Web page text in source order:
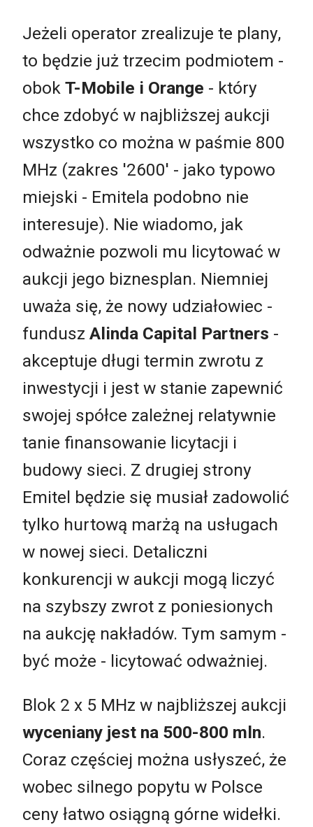
Jeżeli operator zrealizuje te plany,
to będzie już trzecim podmiotem -
obok T-Mobile i Orange - który
chce zdobyć w najbliższej aukcji
wszystko co można w paśmie 800
MHz (zakres '2600' - jako typowo
miejski - Emitela podobno nie
interesuje). Nie wiadomo, jak
odważnie pozwoli mu licytować w
aukcji jego biznesplan. Niemniej
uważa się, że nowy udziałowiec -
fundusz Alinda Capital Partners -
akceptuje długi termin zwrotu z
inwestycji i jest w stanie zapewnić
swojej spółce zależnej relatywnie
tanie finansowanie licytacji i
budowy sieci. Z drugiej strony
Emitel będzie się musiał zadowolić
tylko hurtową marżą na usługach
w nowej sieci. Detaliczni
konkurencji w aukcji mogą liczyć
na szybszy zwrot z poniesionych
na aukcję nakładów. Tym samym -
być może - licytować odważniej.
Blok 2 x 5 MHz w najbliższej aukcji
wyceniany jest na 500-800 mln.
Coraz częściej można usłyszeć, że
wobec silnego popytu w Polsce
ceny łatwo osiągną górne widełki.